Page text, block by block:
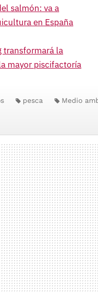
salmón: va a
en España
transformará la
mayor piscifactoría
pesca Medio